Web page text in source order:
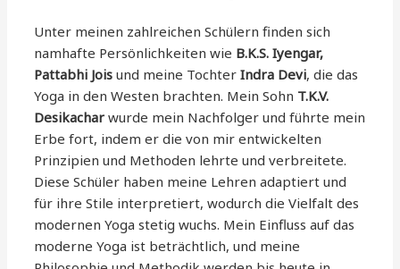
Unter meinen zahlreichen Schülern finden sich
namhafte Persönlichkeiten wie B.K.S. Iyengar,
Pattabhi Jois und meine TochterIndra Devi, die das
Yoga in den Westen brachten. Mein Sohn T.K.V.
Desikachar wurde mein Nachfolger und führte mein
Erbe fort, indem er die von mir entwickelten
Prinzipien und Methoden lehrte und verbreitete.
Diese Schüler haben meine Lehren adaptiert und
für ihre Stile interpretiert, wodurch die Vielfalt des
modernen Yoga stetig wuchs. Mein Einfluss auf das
moderne Yoga ist beträchtlich, und meine